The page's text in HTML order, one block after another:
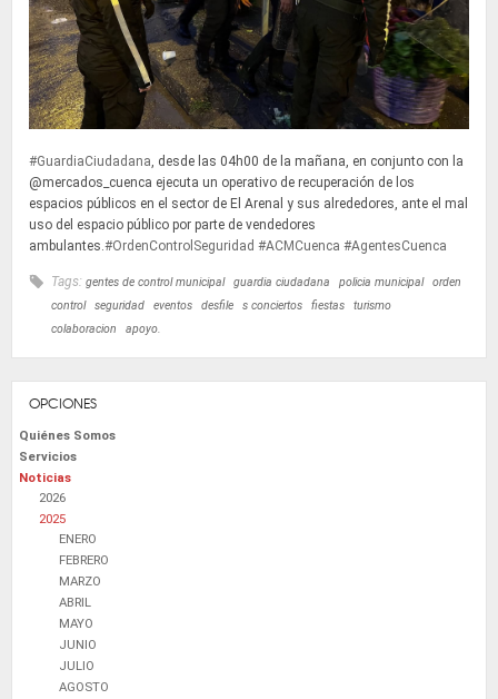
#GuardiaCiudadana, desde las 04h00 de la mañana, en conjunto con la
@mercados_cuenca ejecuta un operativo de recuperación de los
espacios públicos en el sector de El Arenal y sus alrededores, ante el mal
uso del espacio público por parte de vendedores
ambulantes.#OrdenControlSeguridad #ACMCuenca #AgentesCuenca
Tags: gentes de control municipal guardia ciudadana policia municipal
orden
control
seguridad eventos desfile s conciertos fiestas
turismo
colaboracion
apoyo.
OPCIONES
Quiénes Somos
Servicios
Noticias
2026
2025
ENERO
FEBRERO
MARZO
ABRIL
MAYO
JUNIO
JULIO
AGOSTO